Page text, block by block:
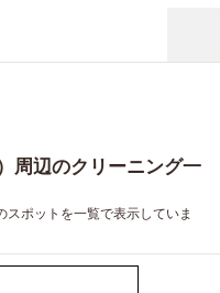
周辺のクリーニング一
ポットを一覧で表示していま